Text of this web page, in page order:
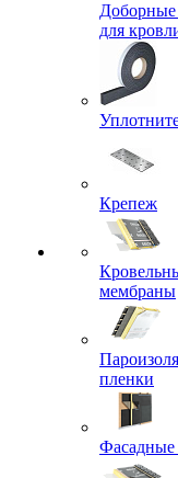
для
Крепеж
мембраны
пленки